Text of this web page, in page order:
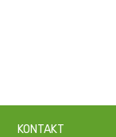
KONTAKT